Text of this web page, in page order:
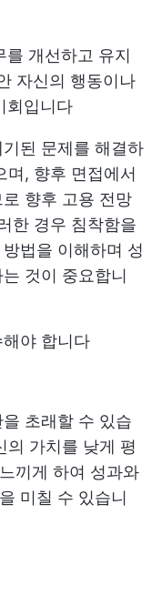
를 개선하고 유지
자신의 행동이나
회입니다
된 문제를 해결하
며, 향후 면접에서
향후 고용 전망
한 경우 침착함을
법을 이해하며 성
것이 중요합니
야 합니다
초래할 수 있습
의 가치를 낮게 평
끼게 하여 성과와
미칠 수 있습니